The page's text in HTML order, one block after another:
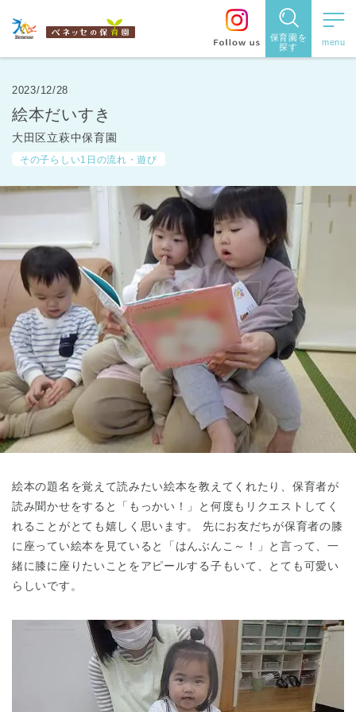
保育園を
探す
保育園を探す
名
す
都道府県
から探す
東京都
東京都 全域
2023/12/28
絵本だいすき
大田区立萩中保育園
その子らしい1日の流れ・遊び
絵本の題名を覚えて読みたい絵本を教えてくれたり、保育者が
読み聞かせをすると「もっかい！」と何度もリクエストしてく
れることがとても嬉しく思います。 先にお友だちが保育者の膝
に座ってい絵本を見ていると「はんぶんこ～！」と言って、一
緒に膝に座りたいことをアピールする子もいて、とても可愛い
らしいです。